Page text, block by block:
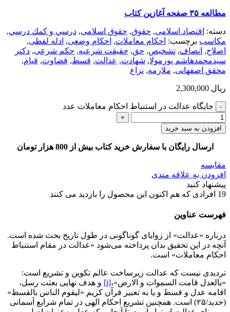
مطالعه ۳۵ صفحه آغازین کتاب
دسته: اقتصاد اسلامی, حقوق, حقوق اسلامی, درسي و كمك درسي,
مکاسب برچسب: احکام معاملات, احکام وضعی, ادله لفظی,
اصلاح, انصاف, تشخیص, حق, حقیقت شرعیه, حکم شرعی, دکتر
سیدمحمدهاشم پورمولا, شهادت, عدالت, قسط, قضاوت, قیام,
محقق اصفهانی, ملازمه, نزاع
ریال
جایگاه عدالت در استنباط احکام معاملات عدد
افزودن به سبد خرید
ارسال رایگان با سفارش خرید کتاب بیش از 800 هزار تومان
مقایسه
افزودن به علاقه مندی
پیشنهاد کنید
19 افرادی که هم اکنون این محصول را بازدید می کنند
فهرست عناوین
درباره «عدالت» از زوایای گوناگونی در طول تاریخ بحث شده است.
آنچه در این تحقیق بدان پرداخته می‌شود «عدالت در مقام استنباط
احکام معاملات» است.
تردیدی نیست که عدالت زیرساخت عالم تکوین و تشریع است:
«بالعدل قامت السموات و الارض»،[i]
و هدف نهایی بعثت رسل،
اقامه عدل و قسط و یا به تعبیر قرآن کریم «لیقوم الناس بالقسط»
(حدید/۲۵) است. همچنین تشریع احکام الهی در تمام شرایع آسمانی